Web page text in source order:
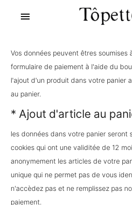
menu
Vos données peuvent êtres soumises
formulaire de paiement à l'aide du
l'ajout d'un produit dans votre panier
au panier.
* Ajout d'article au
les données dans votre panier seront
cookies qui ont une validitée de 12
anonymement les articles de votre
unique qui ne permet pas de vous
n'accèdez pas et ne remplissez pas
paiement.